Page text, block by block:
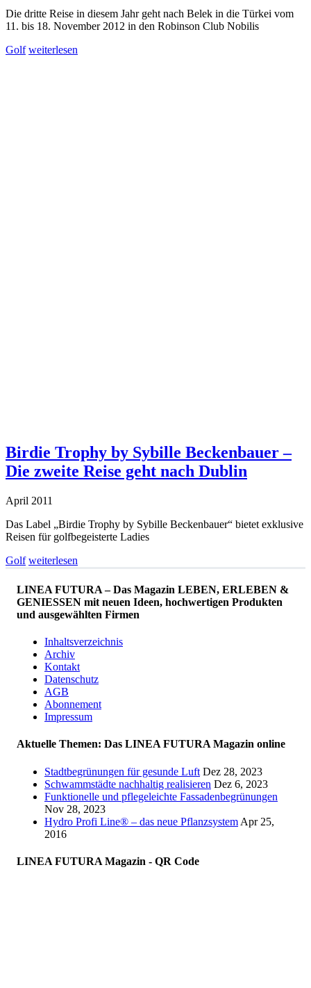
Die dritte Reise in diesem Jahr geht nach Belek in die Türkei vom
11. bis 18. November 2012 in den Robinson Club Nobilis
Golf weiterlesen
Birdie Trophy by Sybille Beckenbauer –
Die zweite Reise geht nach Dublin
April 2011
Das Label „Birdie Trophy by Sybille Beckenbauer“ bietet exklusive
Reisen für golfbegeisterte Ladies
Golf weiterlesen
LINEA FUTURA – Das Magazin LEBEN, ERLEBEN &
GENIESSEN mit neuen Ideen, hochwertigen Produkten
und ausgewählten Firmen
Inhaltsverzeichnis
Archiv
Kontakt
Datenschutz
AGB
Abonnement
Impressum
Aktuelle Themen: Das LINEA FUTURA Magazin online
Stadtbegrünungen für gesunde Luft Dez 28, 2023
Schwammstädte nachhaltig realisieren Dez 6, 2023
Funktionelle und pflegeleichte Fassadenbegrünungen
Nov 28, 2023
Hydro Profi Line® – das neue Pflanzsystem Apr 25,
2016
LINEA FUTURA Magazin - QR Code